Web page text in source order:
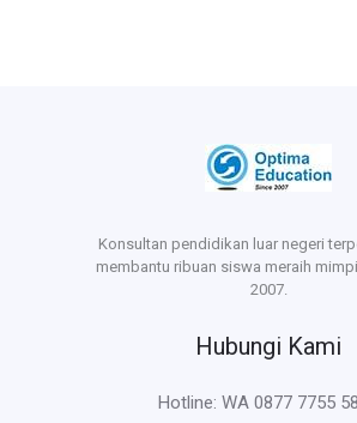
Konsultan pendidikan luar negeri
membantu ribuan siswa meraih
2007.
Hubungi Kami
Hotline: WA 0877 7755